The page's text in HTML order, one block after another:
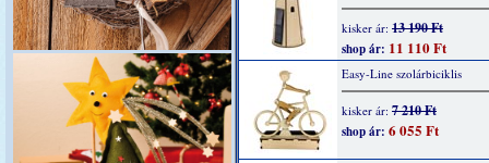
kisker ár: 13 190 Ft
shop ár: 11 110 Ft
Easy-Line szolárbiciklis
kisker ár: 7 210 Ft
shop ár: 6 055 Ft